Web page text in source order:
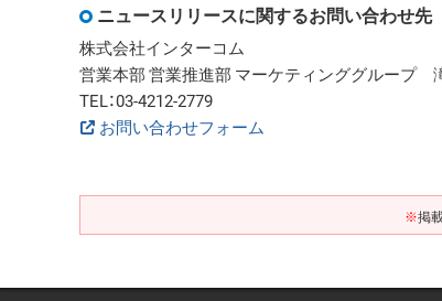
ニュースリリースに関するお問い合わせ先
株式会社インターコム
営業本部 営業推進部 マーケティンググループ 滝
TEL：03-4212-2779
お問い合わせフォーム
※掲